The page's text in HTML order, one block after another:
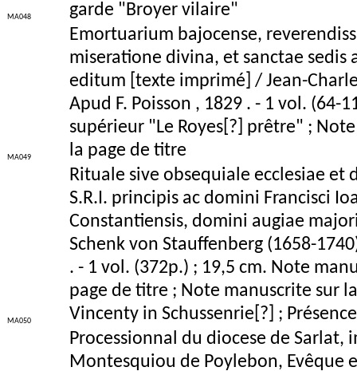
MA048
garde "Broyer vilaire"
MA049
Emortuarium bajocense,
miseratione divina, et sanctae
editum [texte imprimé] / Jean-
Apud F. Poisson , 1829 . - 1 vol.
supérieur "Le Royes[?] prêtre" ;
la page de titre
MA050
Rituale sive obsequiale ecclesiae et
S.R.I. principis ac domini Francisci
Constantiensis, domini augiae
Schenk von Stauffenberg (1658-
. - 1 vol. (372p.) ; 19,5 cm. Note
page de titre ; Note manuscrite sur
Vincenty in Schussenrie[?] ;
Processionnal du diocese de
Montesquiou de Poylebon, Evêque